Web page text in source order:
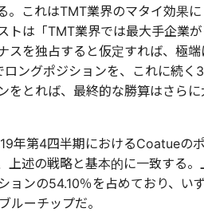
。これはTMT業界のマタイ効果に
トは「TMT業界では最大手企業が
スを独占すると仮定すれば、極端
ロングポジションを、これに続く
をとれば、最終的な勝算はさらに
年第4四半期におけるCoatueの
上述の戦略と基本的に一致する。
ョンの54.10％を占めており、い
ルーチップだ。